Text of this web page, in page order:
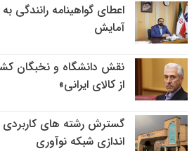
اعطای گواهینامه رانندگی
آمایش
نقش دانشگاه و نخبگان
از کالای ایرانی»
گسترش رشته های کاربردی
اندازی شبکه نوآوری